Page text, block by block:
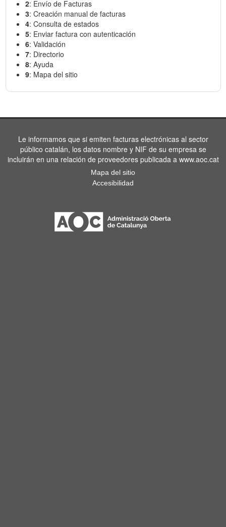
2: Envío de Facturas
3: Creación manual de facturas
4: Consulta de estados
5: Enviar factura con autenticación
6: Validación
7: Directorio
8: Ayuda
9: Mapa del sitio
Le informamos que si emiten facturas electrónicas al sector
público catalán, los datos nombre y NIF de su empresa se
incluirán en una relación de proveedores publicada a www.aoc.cat
Mapa del sitio
Accesibilidad